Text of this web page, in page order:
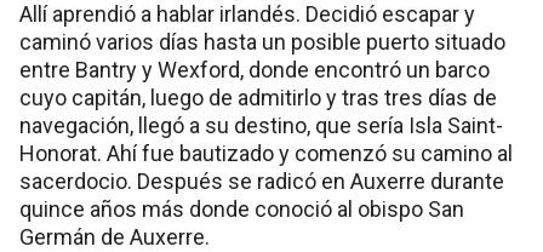
Allí aprendió a hablar irlandés. Decidió escapar y
caminó varios días hasta un posible puerto situado
entre Bantry y Wexford, donde encontró un barco
cuyo capitán, luego de admitirlo y tras tres días de
navegación, llegó a su destino, que sería Isla Saint-
Honorat. Ahí fue bautizado y comenzó su camino al
sacerdocio. Después se radicó en Auxerre durante
quince años más donde conoció al obispo San
Germán de Auxerre.